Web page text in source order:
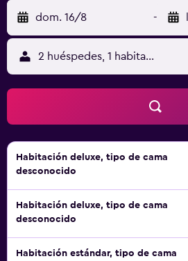
aeropuerto.
dom. 16/8 -
2 huéspedes, 1 habitación
Habitación deluxe, tipo de cama
desconocido
Habitación deluxe, tipo de cama
desconocido
Habitación estándar, tipo de cama